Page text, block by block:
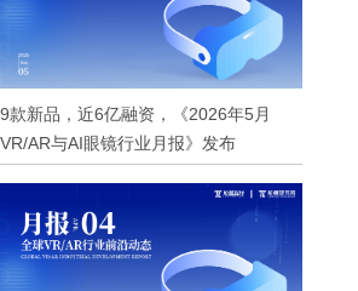
9款新品，近6亿融资，《2026年5月
VR/AR与AI眼镜行业月报》发布